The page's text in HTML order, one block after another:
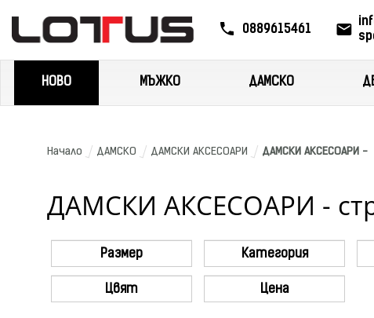
0889615461
НОВО МЪЖКО ДАМСКО
Начало ДАМСКО ДАМСКИ АКСЕСОАРИ ДАМСКИ АКСЕСОАРИ -
ДАМСКИ АКСЕСОАРИ -
Размер Категория
Цвят Цена